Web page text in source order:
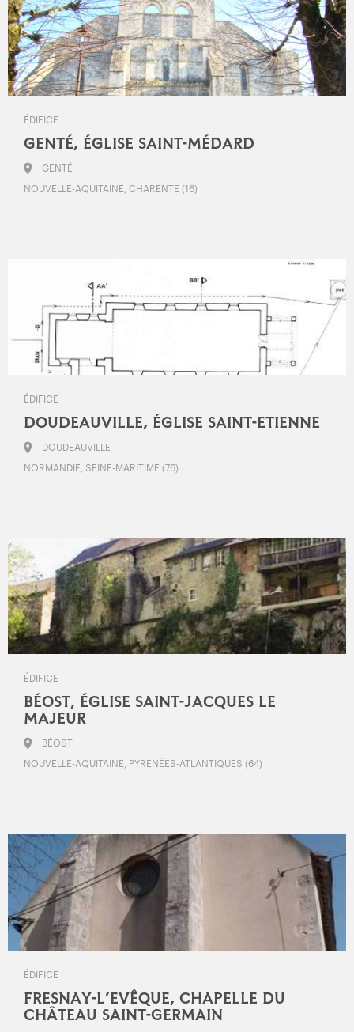
ÉDIFICE
GENTÉ, ÉGLISE SAINT-MÉDARD
GENTÉ
NOUVELLE-AQUITAINE, CHARENTE (16)
ÉDIFICE
DOUDEAUVILLE, ÉGLISE SAINT-ETIENNE
DOUDEAUVILLE
NORMANDIE, SEINE-MARITIME (76)
ÉDIFICE
BÉOST, ÉGLISE SAINT-JACQUES LE
MAJEUR
BÉOST
NOUVELLE-AQUITAINE, PYRÉNÉES-ATLANTIQUES (64)
ÉDIFICE
FRESNAY-L’EVÊQUE, CHAPELLE DU
CHÂTEAU SAINT-GERMAIN